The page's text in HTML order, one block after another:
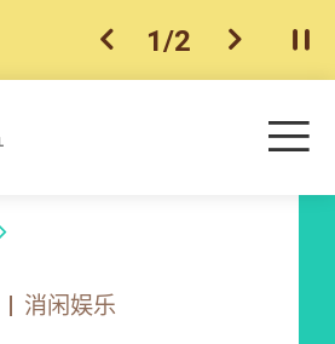
上一个
1/2 下一个开
目
消闲娱乐